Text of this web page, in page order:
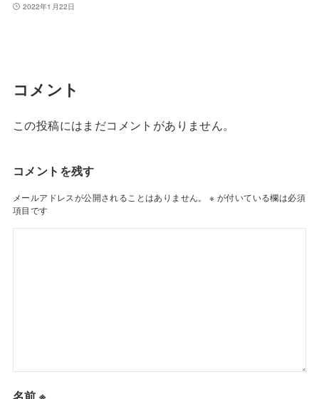
2022年1月22日
コメント
この投稿にはまだコメントがありません。
コメントを残す
メールアドレスが公開されることはありません。 ※ が付いている欄は必須
項目です